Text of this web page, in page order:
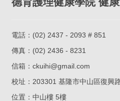
電話： (02) 2437 - 2093 # 851
傳真：(02) 2436 - 8231
信箱： ckuihi@gmail.com
校址： 203301 基隆市中山區復興
位置： 中山樓 5樓